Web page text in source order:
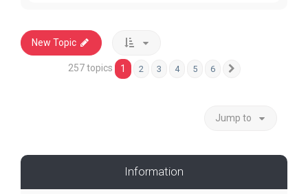
New Topic
257 topics 1 2 3 4 5 6
Jump to
Information